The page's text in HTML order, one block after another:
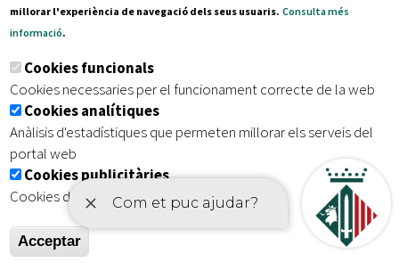
Subscriu-te al nostre butlletí
Inici | Avís legal | Protecció de dades
| Accessibilitat
millorar l'experiència de navegació dels seus usuaris. Consulta més
informació.
Cookies funcionals
Cookies necessaries per el funcionament correcte de la web
Cookies analítiques
Anàlisis d'estadístiques que permeten millorar els serveis del
portal web
Cookies publicitàries
Cookies de tercers amb finalitat publicitària
Acceptar